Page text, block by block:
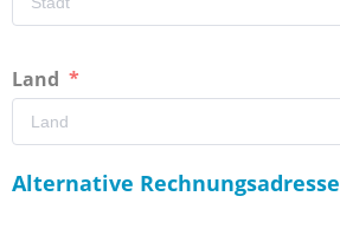
Land
Alternative Rechnungsadresse